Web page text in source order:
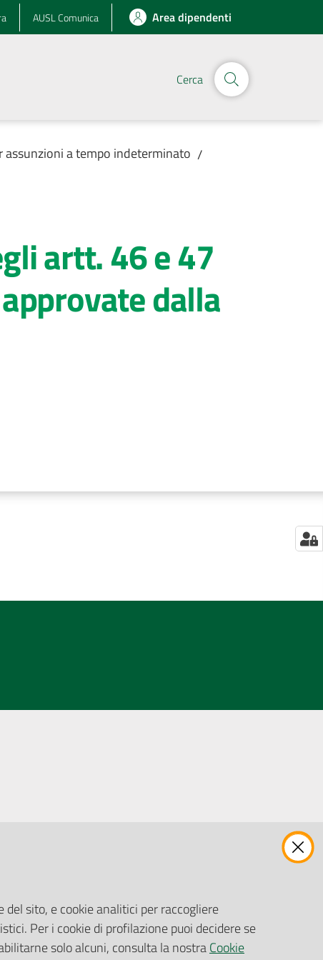
AUSL Comunica Area dipendenti
Cerca
assunzioni a tempo indeterminato /
artt. 46 e 47
dalla
Gare e Appalti
Richiesta Patrocinio
sito, e cookie analitici per raccogliere
Per i cookie di profilazione puoi decidere se
solo alcuni, consulta la nostraCookie